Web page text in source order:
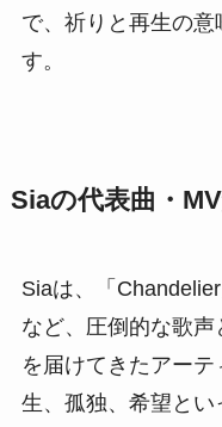
で、祈りと再生の
す。
Siaの代表曲・
Siaは、「
など、圧倒的な歌
を届けてきたアー
生、孤独、希望と